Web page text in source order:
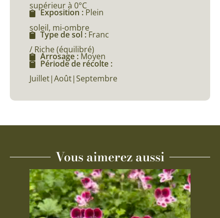
supérieur à 0°C
Exposition : Plein
soleil, mi-ombre
Type de sol :Franc
/ Riche (équilibré)
Arrosage : Moyen
Période de récolte :
Juillet|Août|Septembre
Vous aimerez aussi